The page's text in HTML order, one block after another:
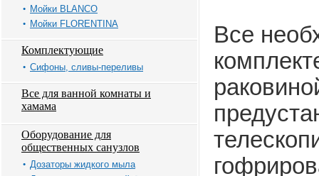
Мойки BLANCO
Мойки FLORENTINA
Комплектующие
Сифоны, сливы-переливы
Все для ванной комнаты и
хамама
Оборудование для
общественных санузлов
Дозаторы жидкого мыла
Все